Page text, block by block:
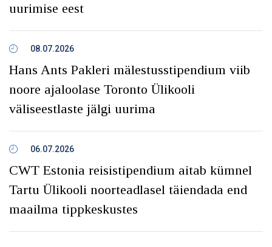
uurimise eest
08.07.2026
Hans Ants Pakleri mälestusstipendium viib
noore ajaloolase Toronto Ülikooli
väliseestlaste jälgi uurima
06.07.2026
CWT Estonia reisistipendium aitab kümnel
Tartu Ülikooli noorteadlasel täiendada end
maailma tippkeskustes